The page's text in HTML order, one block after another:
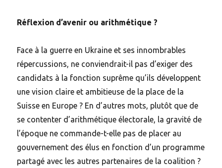
Réflexion d’avenir ou arithmétique ?
Face à la guerre en Ukraine et ses innombrables
répercussions, ne conviendrait-il pas d’exiger des
candidats à la fonction suprême qu’ils développent
une vision claire et ambitieuse de la place de la
Suisse en Europe ? En d’autres mots, plutôt que de
se contenter d’arithmétique électorale, la gravité de
l’époque ne commande-t-elle pas de placer au
gouvernement des élus en fonction d’un programme
partagé avec les autres partenaires de la coalition ?